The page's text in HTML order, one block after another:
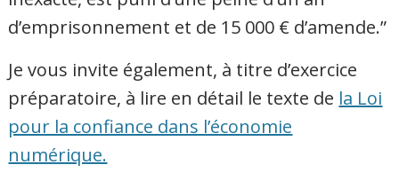
d’emprisonnement et de 15 000 € d’amende.”
Je vous invite également, à titre d’exercice
préparatoire, à lire en détail le texte de la Loi
pour la confiance dans l’économie
numérique.